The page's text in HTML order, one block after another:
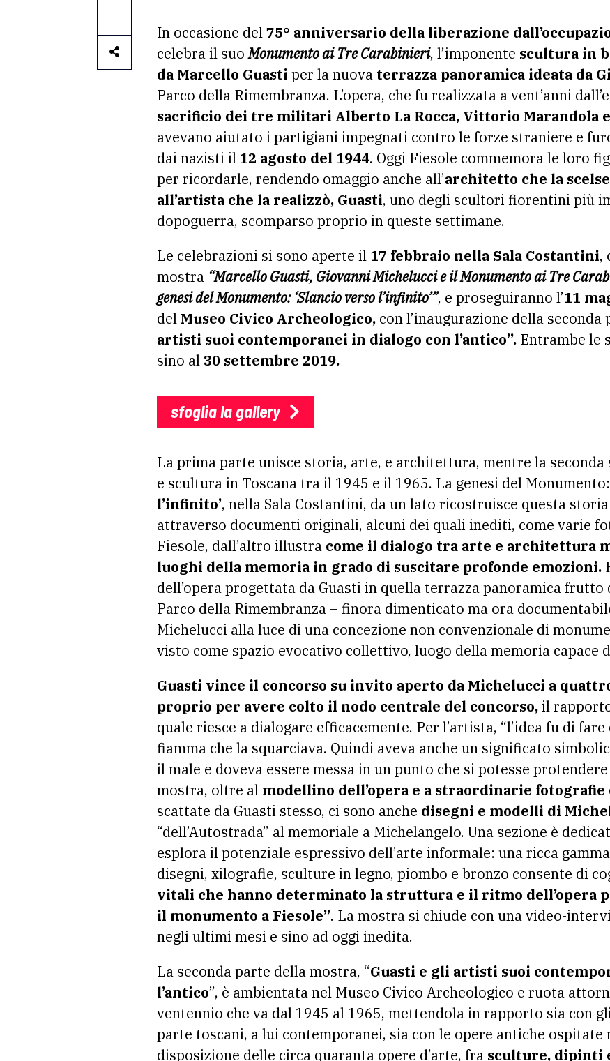
In occasione del75° anniversario della liberazione
celebra il suoMonumento ai Tre Carabinieri, l’imponente scultura in
da Marcello Guasti per la nuova terrazza panoramica ideata da
Parco della Rimembranza. L’opera, che fu realizzata a vent’anni
sacrificio dei tre militari Alberto La Rocca, Vittorio Marandola
avevano aiutato i partigiani impegnati contro le forze straniere e
dai nazisti il 12 agosto del 1944. Oggi Fiesole commemora le loro
per ricordarle, rendendo omaggio anche all’architetto che la
all’artista che la realizzò, Guasti, uno degli scultori fiorentini più
dopoguerra, scomparso proprio in queste settimane.
Le celebrazioni si sono aperte il 17 febbraio nella Sala Costantini,
mostra “Marcello Guasti, Giovanni Michelucci e il Monumento ai Tre
genesi del Monumento: ‘Slancio verso l’infinito’”, e proseguiranno l’11
del Museo Civico Archeologico, con l’inaugurazione della seconda
artisti suoi contemporanei in dialogo con l’antico”. Entrambe le
sino al 30 settembre 2019.
sfoglia la gallery
La prima parte unisce storia, arte, e architettura, mentre la
e scultura in Toscana tra il 1945 e il 1965. La genesi del Monumento:
l’infinito’, nella Sala Costantini, da un lato ricostruisce questa
attraverso documenti originali, alcuni dei quali inediti, come varie
Fiesole, dall’altro illustra come il dialogo tra arte e architettura
luoghi della memoria in grado di suscitare profonde emozioni.
dell’opera progettata da Guasti in quella terrazza panoramica frutto
Parco della Rimembranza – finora dimenticato ma ora
Michelucci alla luce di una concezione non convenzionale di
visto come spazio evocativo collettivo, luogo della memoria capace
Guasti vince il concorso su invito aperto da Michelucci a
proprio per avere colto il nodo centrale del concorso,il
quale riesce a dialogare efficacemente. Per l’artista, “l’idea fu di
fiamma che la squarciava. Quindi aveva anche un significato
il male e doveva essere messa in un punto che si potesse
mostra, oltre al modellino dell’opera e a straordinarie
scattate da Guasti stesso, ci sono anche disegni e modelli di
“dell’Autostrada” al memoriale a Michelangelo. Una sezione è
esplora il potenziale espressivo dell’arte informale: una ricca
disegni, xilografie, sculture in legno, piombo e bronzo consente di
vitali che hanno determinato la struttura e il ritmo dell’opera
il monumento a Fiesole”. La mostra si chiude con una video-
negli ultimi mesi e sino ad oggi inedita.
La seconda parte della mostra, “Guasti e gli artisti suoi
l’antico”, è ambientata nel Museo Civico Archeologico e ruota
ventennio che va dal 1945 al 1965, mettendola in rapporto sia con
parte toscani, a lui contemporanei, sia con le opere antiche ospitate
disposizione delle circa quaranta opere d’arte, fra sculture, dipinti